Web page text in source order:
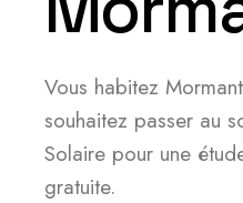
Vous habitez
souhaitez passer au
Solaire pour une
gratuite.